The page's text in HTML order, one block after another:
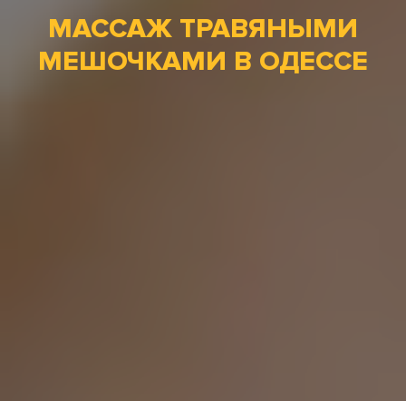
МАССАЖ ТРАВЯНЫМИ
МЕШОЧКАМИ В ОДЕССЕ